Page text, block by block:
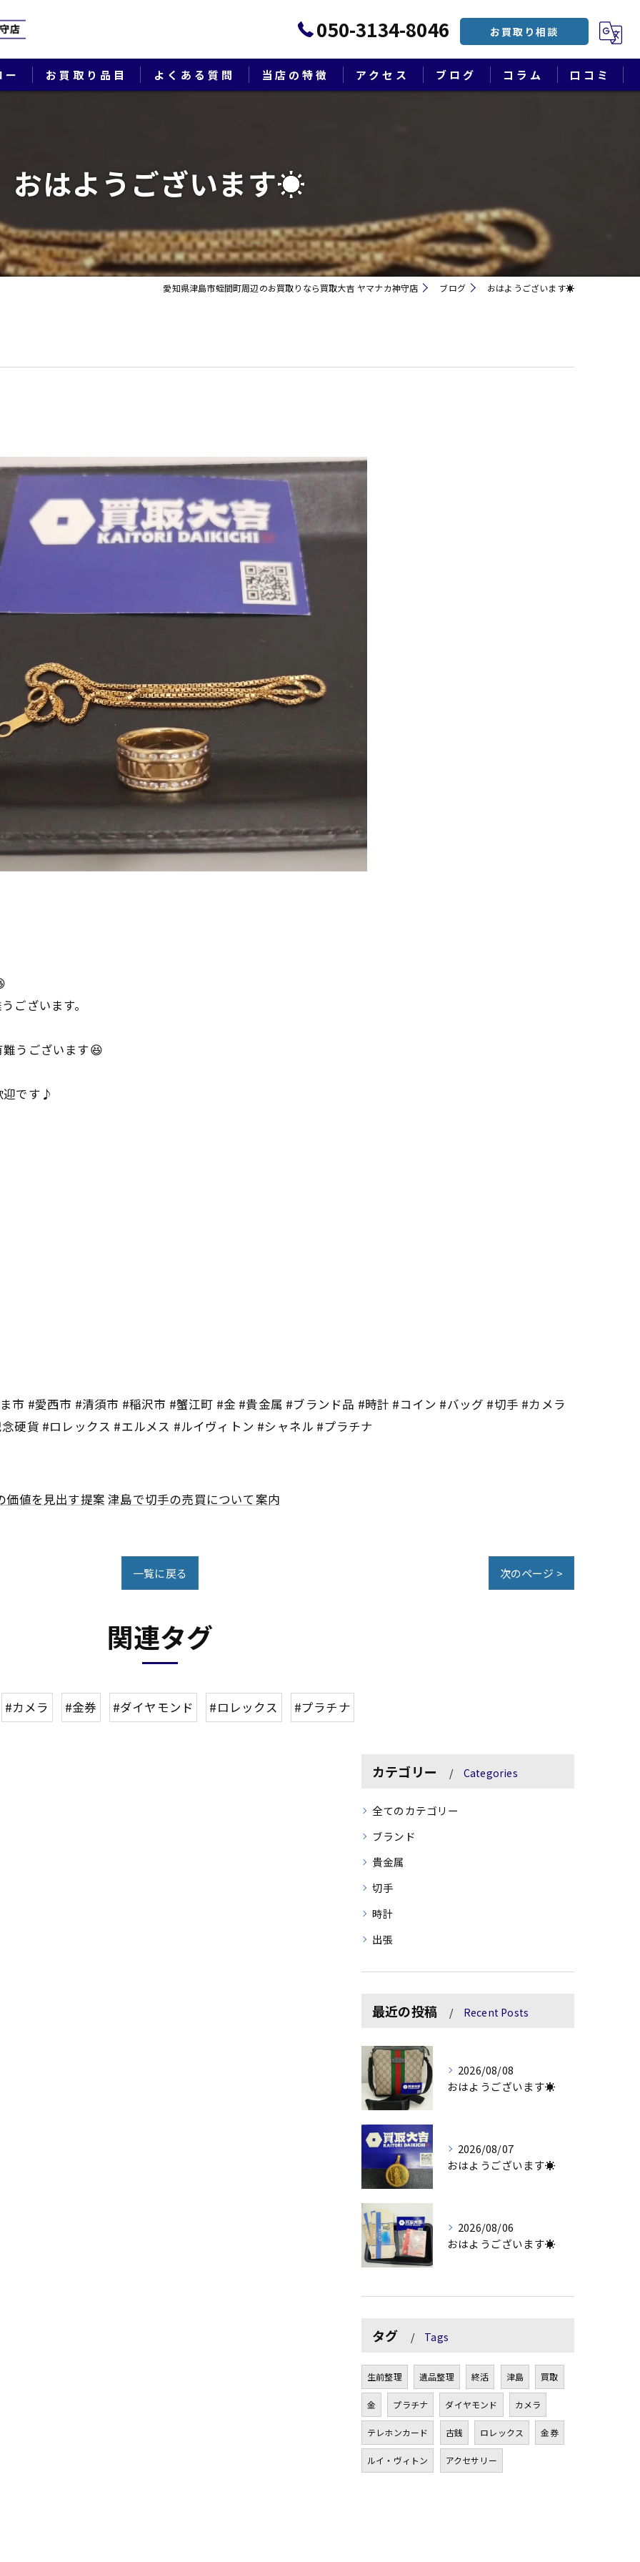
050-3134-8046 お買取り相談
ー お買取り品目 よくある質問 当店の特徴
切手
出張
生前整理・遺品整理・終活
アクセス ブログ コラム 口コミ
おはようございます☀
愛知県津島市蛭間町周辺のお買取りなら買取大吉 ヤマナカ神守店 ブログ おはようございます☀
ございます。
うございます😆
迎です♪
市 #愛西市 #清須市 #稲沢市 #蟹江町 #金 #貴金属 #ブランド品 #時計 #コイン #バッグ #切手 #カメラ
硬貨 #ロレックス #エルメス #ルイヴィトン #シャネル #プラチナ
価値を見出す提案 津島で切手の売買について案内
一覧に戻る 次のページ >
関連タグ
#カメラ #金券 #ダイヤモンド #ロレックス #プラチナ
カテゴリー Categories
全てのカテゴリー
ブランド
貴金属
切手
時計
出張
最近の投稿 Recent Posts
2026/08/08
おはようございます☀
2026/08/07
おはようございます☀
2026/08/06
おはようございます☀
タグ Tags
生前整理 遺品整理 終活 津島 買取
金 プラチナ ダイヤモンド カメラ
テレホンカード 古銭 ロレックス 金券
ルイ・ヴィトン アクセサリー